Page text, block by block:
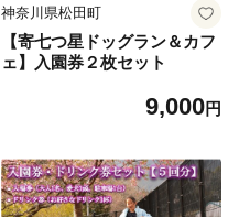
神奈川県松田町
【寄七つ星ドッグラン＆カフ
ェ】入園券２枚セット
9,000円